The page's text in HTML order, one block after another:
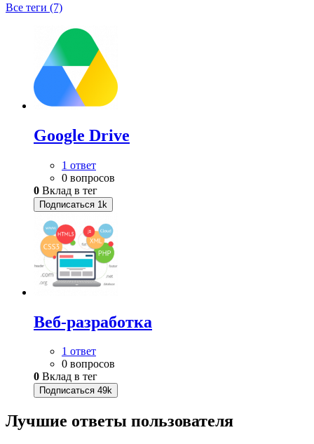
Все теги (7)
Google Drive
1 ответ
0 вопросов
0 Вклад в тег
Подписаться 1k
Веб-разработка
1 ответ
0 вопросов
0 Вклад в тег
Подписаться 49k
Лучшие ответы пользователя